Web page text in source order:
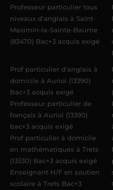
Professeur particulier tous
niveaux d'anglais à Saint-
Maximin-la-Sainte-Baume
(83470) Bac+3 acquis exigé
Prof particulier d'anglais à
domicile à Auriol (13390)
Bac+3 acquis exigé
Professeur particulier de
français à Auriol (13390)
bac+3 acquis exigé
Prof particulier à domicile
en mathématiques à Trets
(13530) Bac+3 acquis exigé
Enseignant H/F en soutien
scolaire à Trets Bac+3